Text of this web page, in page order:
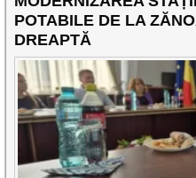
POTABILE DE LA
DREAPTĂ